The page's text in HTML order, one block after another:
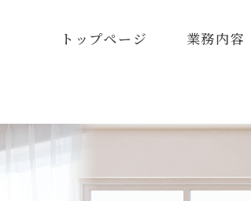
トップページ 業務内容